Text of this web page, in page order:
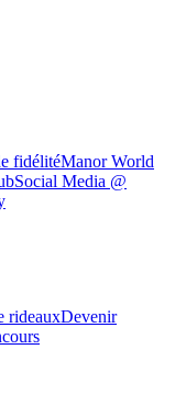
fidélitéManor World
Social Media @
rideauxDevenir